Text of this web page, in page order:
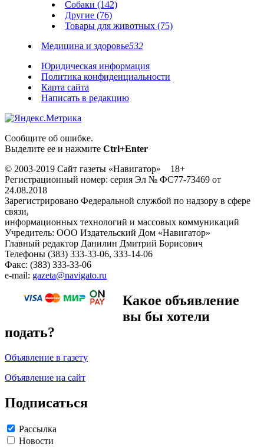
Собаки (142)
Другие (76)
Товары для животных (75)
Медицина и здоровье532
Юридическая информация
Политика конфиденциальности
Карта сайта
Написать в редакцию
Сообщите об ошибке.
Выделите ее и нажмите Ctrl+Enter
© 2003-2019 Сайт газеты «Навигатор» 18+
Регистрационный номер: серия Эл № ФС77-73469 от
24.08.2018
Зарегистрировано Федеральной службой по надзору в сфере
связи,
информационных технологий и массовых коммуникаций
Учредитель: ООО Издательский Дом «Навигатор»
Главный редактор Данилин Дмитрий Борисович
Телефоны (383) 333-33-06, 333-14-06
Факс: (383) 333-33-06
e-mail: gazeta@navigato.ru
Какое объявление
вы бы хотели
подать?
Объявление в газету
Объявление на сайт
Подписаться
Рассылка
Новости